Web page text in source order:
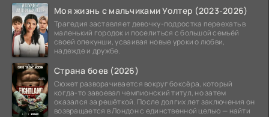
Моя жизнь с мальчиками Уолтер (2023-2026)
Трагедия заставляет девочку-подростка переехать в
маленький городок и поселиться с большой семьёй
своей опекунши, усваивая новые уроки о любви,
надежде и дружбе.
Страна боев (2026)
Сюжет разворачивается вокруг боксёра, который
когда-то завоевал чемпионский титул, но затем
оказался за решёткой. После долгих лет заключения он
возвращается в Лондон с единственной целью — найти